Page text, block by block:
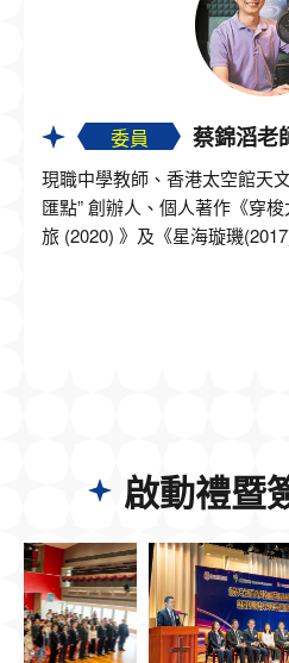
委員 蔡錦滔老
現職中學教師、香港太空館天
匯點” 創辦人、個人著作《穿
旅 (2020) 》及《星海璇璣
啟動禮暨